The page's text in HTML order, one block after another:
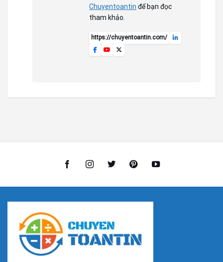
Chuyentoantin để bạn đọc
tham khảo.
https://chuyentoantin.com/